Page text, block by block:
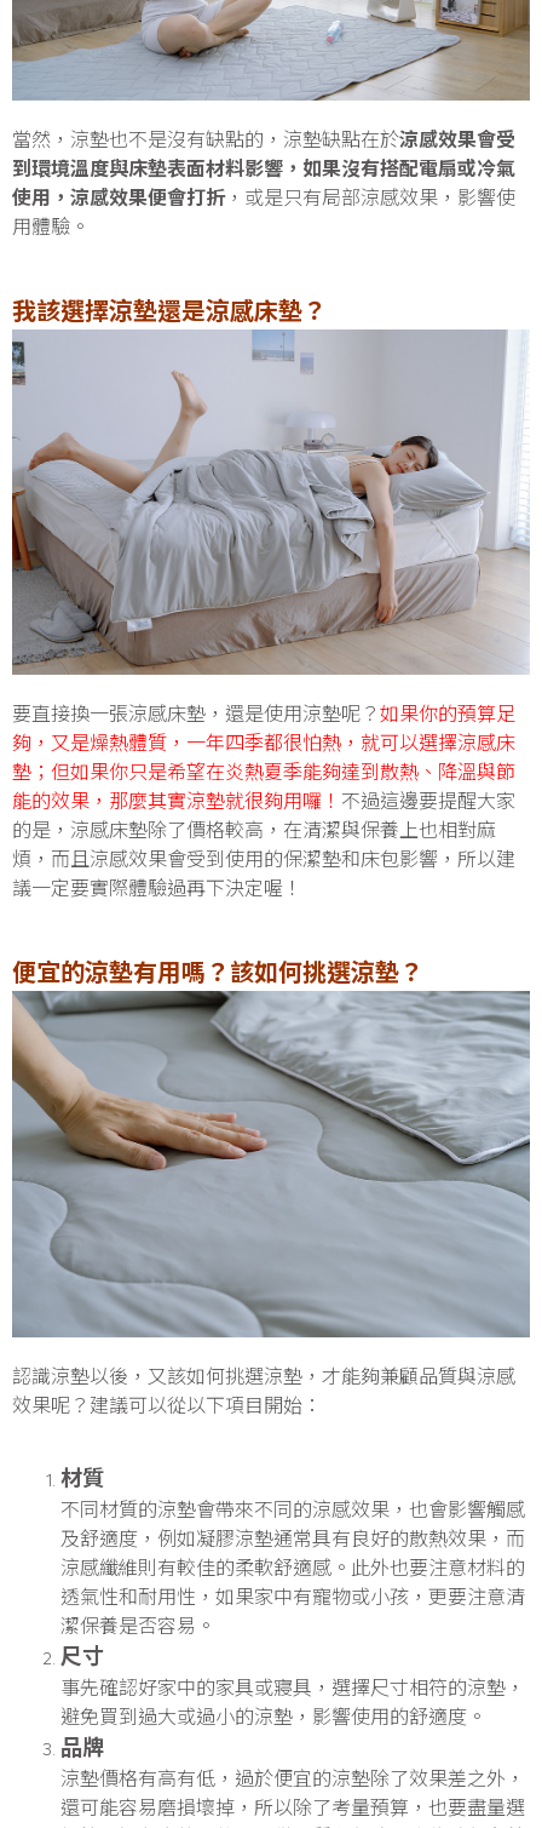
當然，涼墊也不是沒有缺點的，涼墊缺點在於涼感效果會受
到環境溫度與床墊表面材料影響，如果沒有搭配電扇或冷氣
使用，涼感效果便會打折，或是只有局部涼感效果，影響使
用體驗。
我該選擇涼墊還是涼感床墊？
要直接換一張涼感床墊，還是使用涼墊呢？ 如果你的預算足
夠，又是燥熱體質，一年四季都很怕熱，就可以選擇涼感床
墊；但如果你只是希望在炎熱夏季能夠達到散熱、降溫與節
能的效果，那麼其實涼墊就很夠用囉！ 不過這邊要提醒大家
的是，涼感床墊除了價格較高，在清潔與保養上也相對麻
煩，而且涼感效果會受到使用的保潔墊和床包影響，所以建
議一定要實際體驗過再下決定喔！
便宜的涼墊有用嗎？該如何挑選涼墊？
認識涼墊以後，又該如何挑選涼墊，才能夠兼顧品質與涼感
效果呢？建議可以從以下項目開始：
材質
不同材質的涼墊會帶來不同的涼感效果，也會影響觸感
及舒適度，例如凝膠涼墊通常具有良好的散熱效果，而
涼感纖維則有較佳的柔軟舒適感。此外也要注意材料的
透氣性和耐用性，如果家中有寵物或小孩，更要注意清
潔保養是否容易。
尺寸
事先確認好家中的家具或寢具，選擇尺寸相符的涼墊，
避免買到過大或過小的涼墊，影響使用的舒適度。
品牌
涼墊價格有高有低，過於便宜的涼墊除了效果差之外，
還可能容易磨損壞掉，所以除了考量預算，也要盡量選